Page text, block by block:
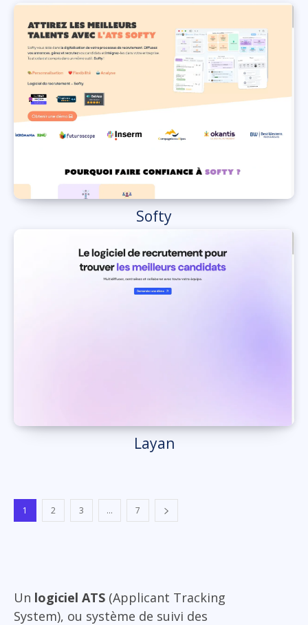
Softy
Layan
1 2 3 ... 7
Un logiciel ATS (Applicant Tracking
System), ou système de suivi des